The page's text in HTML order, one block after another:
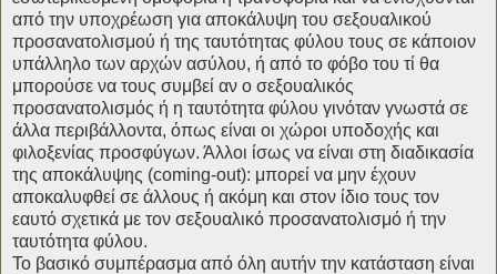
από την υποχρέωση για αποκάλυψη του σεξουαλικού
προσανατολισμού ή της ταυτότητας φύλου τους σε κάποιον
υπάλληλο των αρχών ασύλου, ή από το φόβο του τί θα
μπορούσε να τους συμβεί αν ο σεξουαλικός
προσανατολισμός ή η ταυτότητα φύλου γινόταν γνωστά σε
άλλα περιβάλλοντα, όπως είναι οι χώροι υποδοχής και
φιλοξενίας προσφύγων. Άλλοι ίσως να είναι στη διαδικασία
της αποκάλυψης (coming-out): μπορεί να μην έχουν
αποκαλυφθεί σε άλλους ή ακόμη και στον ίδιο τους τον
εαυτό σχετικά με τον σεξουαλικό προσανατολισμό ή την
ταυτότητα φύλου.
Το βασικό συμπέρασμα από όλη αυτήν την κατάσταση είναι